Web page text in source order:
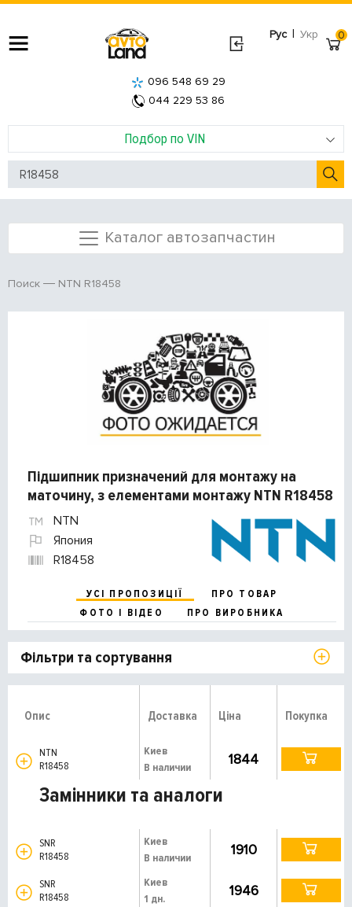
Рус | Укр
Подбор по VIN
096 548 69 29
044 229 53 86
0
Каталог автозапчастин
Поиск NTN R18458
Підшипник призначений для монтажу на
маточину, з елементами монтажу NTN R18458
NTN
Япония
R18458
УСІ ПРОПОЗИЦІЇ
ПРО ТОВАР
ФОТО І ВІДЕО
ПРО ВИРОБНИКА
Фільтри та сортування
Опис Доставка Ціна Покупка
NTN
R18458
Киев
В наличии
1844
Замінники та аналоги
SNR
R18458
Киев
В наличии
1910
SNR
R18458
Киев
1 дн.
1946